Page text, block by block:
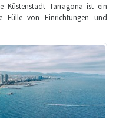
Küstenstadt Tarragona ist ein
Fülle von Einrichtungen und